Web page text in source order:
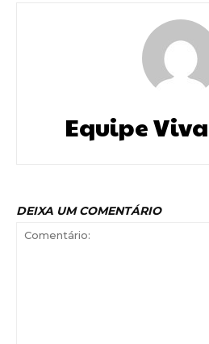
Equipe
DEIXA UM COMENTÁRIO